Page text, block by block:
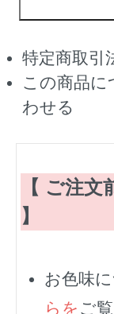
特定商取引
この商品に
わせる
【 ご注
】
お色味
らを ご